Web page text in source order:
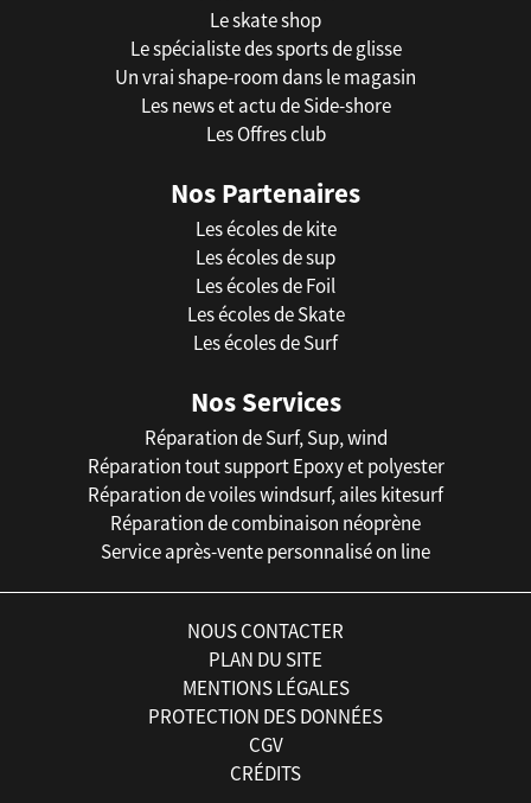
Le skate shop
Le spécialiste des sports de glisse
Un vrai shape-room dans le magasin
Les news et actu de Side-shore
Les Offres club
Nos Partenaires
Les écoles de kite
Les écoles de sup
Les écoles de Foil
Les écoles de Skate
Les écoles de Surf
Nos Services
Réparation de Surf, Sup, wind
Réparation tout support Epoxy et polyester
Réparation de voiles windsurf, ailes kitesurf
Réparation de combinaison néoprène
Service après-vente personnalisé on line
NOUS CONTACTER
PLAN DU SITE
MENTIONS LÉGALES
PROTECTION DES DONNÉES
CGV
CRÉDITS